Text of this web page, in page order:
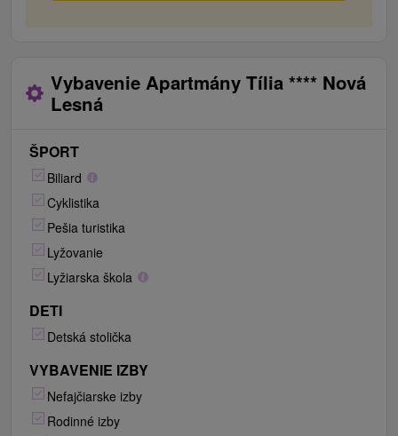
čajová kanvica)
Vybavenie Apartmány Tília **** Nová
Lesná
ŠPORT
Biliard
Cyklistika
Pešia turistika
Lyžovanie
Lyžiarska škola
DETI
Detská stolička
VYBAVENIE IZBY
Nefajčiarske izby
Rodinné izby